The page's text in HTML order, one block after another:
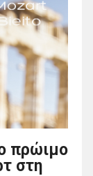
πρώιμο
στη